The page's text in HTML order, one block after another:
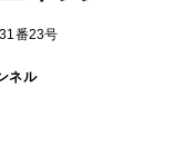
8278-5
ツ田490-2
6
番23号
ネル